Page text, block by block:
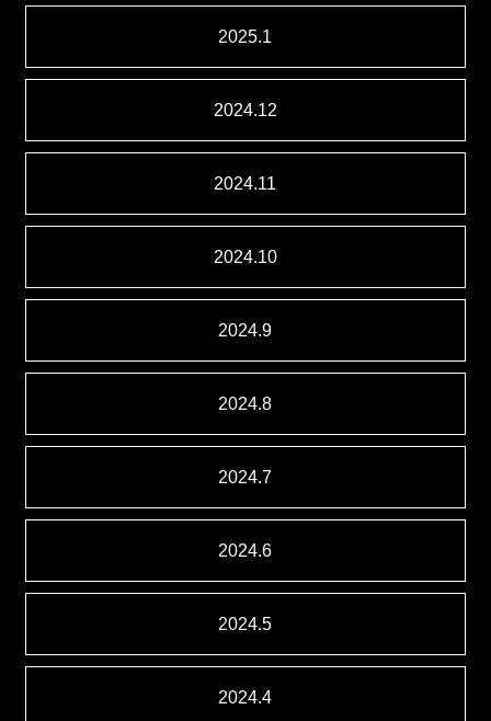
2025.1
2024.12
2024.11
2024.10
2024.9
2024.8
2024.7
2024.6
2024.5
2024.4